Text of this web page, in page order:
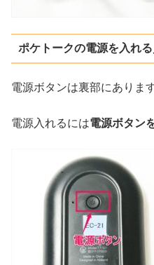
ポケトークの電源を入れ
電源ボタンは裏部にあります
電源入れるには電源ボタン